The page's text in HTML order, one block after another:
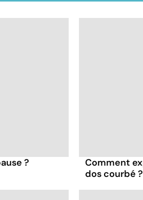
?
Comment
dos courbé ?